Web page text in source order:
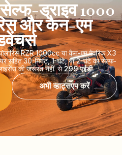
ड्राइव 1000
और कैन-एम
पोलारिस RZR 1000cc या कैन-एम मेवरिक X3
सहित 30-मिनट, 1-घंटे, या 2-घंटे का सेल्फ-
की जरूरत नहीं. से299 एईडी.
अभी व्हाट्सएप करें